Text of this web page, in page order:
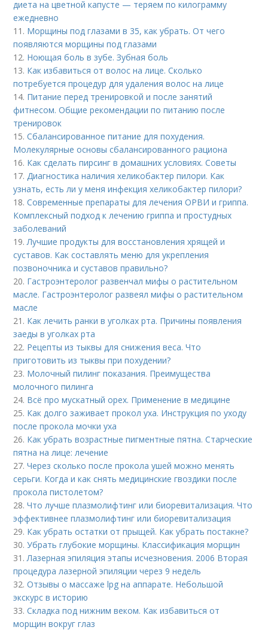
диета на цветной капусте — теряем по килограмму
ежедневно
11. Морщины под глазами в 35, как убрать. От чего
появляются морщины под глазами
12. Ноющая боль в зубе. Зубная боль
13. Как избавиться от волос на лице. Сколько
потребуется процедур для удаления волос на лице
14. Питание перед тренировкой и после занятий
фитнесом. Общие рекомендации по питанию после
тренировок
15.Сбалансированное питание для похудения.
Молекулярные основы сбалансированного рациона
16. Как сделать пирсинг в домашних условиях. Советы
17.Диагностика наличия хеликобактер пилори. Как
узнать, есть ли у меня инфекция хеликобактер пилори?
18.Современные препараты для лечения ОРВИ и гриппа.
Комплексный подход к лечению гриппа и простудных
заболеваний
19.Лучшие продукты для восстановления хрящей и
суставов. Как составлять меню для укрепления
позвоночника и суставов правильно?
20. Гастроэнтеролог развенчал мифы о растительном
масле. Гастроэнтеролог развеял мифы о растительном
масле
21. Как лечить ранки в уголках рта. Причины появления
заеды в уголках рта
22. Рецепты из тыквы для снижения веса. Что
приготовить из тыквы при похудении?
23. Молочный пилинг показания. Преимущества
молочного пилинга
24. Всё про мускатный орех. Применение в медицине
25. Как долго заживает прокол уха. Инструкция по уходу
после прокола мочки уха
26. Как убрать возрастные пигментные пятна. Старческие
пятна на лице: лечение
27.Через сколько после прокола ушей можно менять
серьги. Когда и как снять медицинские гвоздики после
прокола пистолетом?
28.Что лучше плазмолифтинг или биоревитализация. Что
эффективнее плазмолифтинг или биоревитализация
29. Как убрать остатки от прыщей. Как убрать постакне?
30.Убрать глубокие морщины. Классификация морщин
31.Лазерная эпиляция этапы исчезновения. 2006 Вторая
процедура лазерной эпиляции через 9 недель
32.Отзывы о массаже lpg на аппарате. Небольшой
экскурс в историю
33.Складка под нижним веком. Как избавиться от
морщин вокруг глаз